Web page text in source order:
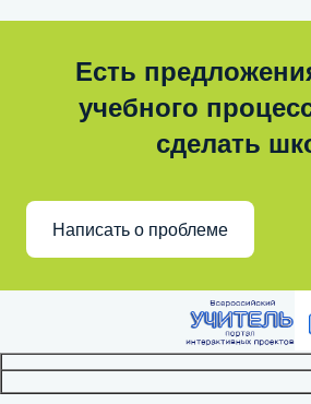
Есть
учебного
сделать
Написать о проблеме